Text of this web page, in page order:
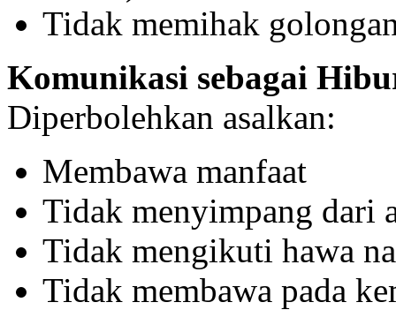
Tidak memihak
Komunikasi sebagai
Diperbolehkan asalkan:
Membawa manfaat
Tidak menyimpang dari
Tidak mengikuti hawa
Tidak membawa pada